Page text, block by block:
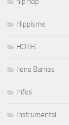
Hippisme
HOTEL
Ilene Barnes
Infos
Instrumental